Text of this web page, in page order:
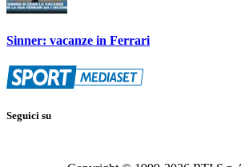
Sinner: vacanze in Ferrari
Seguici su